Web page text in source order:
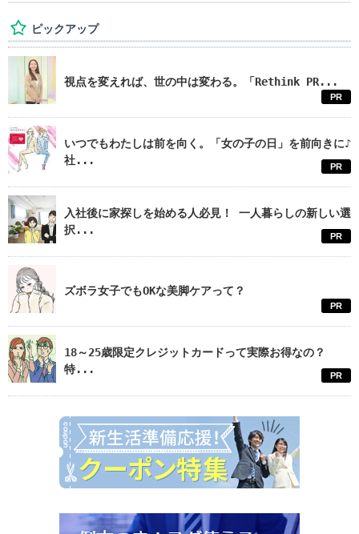
ピックアップ
視点を変えれば、世の中は変わる。「Rethink PR...
PR
いつでもわたしは前を向く。「女の子の日」を前向きに♪
社...
PR
入社後に家探しを始める人必見！ 一人暮らしの新しい選
択...
PR
ズボラ女子でもOKな美脚ケアって？
PR
18～25歳限定クレジットカードって実際お得なの？
特...
PR